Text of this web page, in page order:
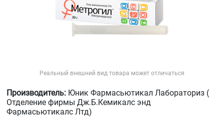
Реальный внешний вид товара может отличаться
Производитель: Юник Фармасьютикал Лабораториз (
Отделение фирмы Дж.Б.Кемикалс энд
Фармасьютикалс Лтд)